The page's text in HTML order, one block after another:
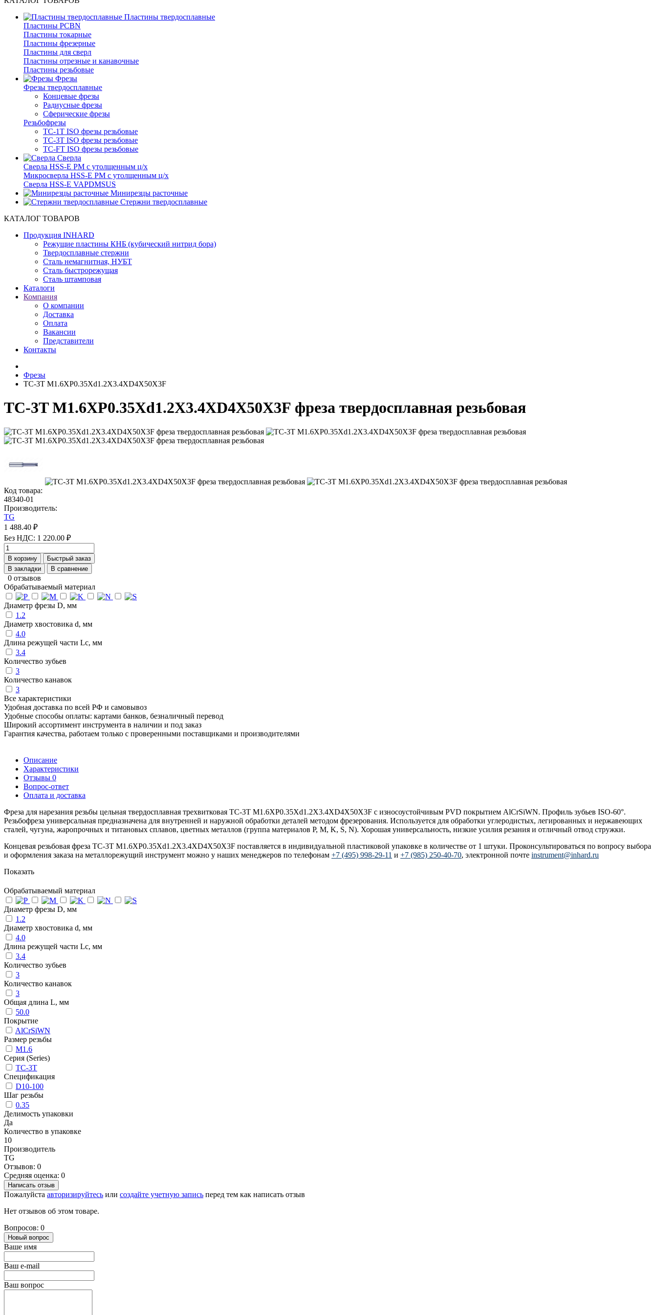
Пластины твердосплавные
Пластины PCBN
Пластины токарные
Пластины фрезерные
Пластины для сверл
Пластины отрезные и канавочные
Пластины резьбовые
Фрезы
Фрезы твердосплавные
Концевые фрезы
Радиусные фрезы
Сферические фрезы
Резьбофрезы
TC-1T ISO фрезы резьбовые
TC-3T ISO фрезы резьбовые
TC-FT ISO фрезы резьбовые
Сверла
Cверла HSS-E PM c утолщенным ц/х
Микросверла HSS-E PM c утолщенным ц/х
Сверла HSS-E VAPDMSUS
Минирезцы расточные
Cтержни твердосплавные
КАТАЛОГ ТОВАРОВ
Продукция INHARD
Режущие пластины КНБ (кубический нитрид бора)
Твердосплавные стержни
Сталь немагнитная, НУБТ
Сталь быстрорежущая
Сталь штамповая
Каталоги
Компания
О компании
Доставка
Оплата
Вакансии
Представители
Контакты
Фрезы
TC-3T M1.6XP0.35Xd1.2X3.4XD4X50X3F
TC-3T M1.6XP0.35Xd1.2X3.4XD4X50X3F фреза твердосплавная резьбовая
Код товара:
48340-01
Производитель:
TG
1 488.40 ₽
Без НДС: 1 220.00 ₽
В корзину
Быстрый заказ
В закладки
В сравнение
0 отзывов
Обрабатываемый материал
Диаметр фрезы D, мм
1.2
Диаметр хвостовика d, мм
4.0
Длина режущей части Lc, мм
3.4
Количество зубьев
3
Количество канавок
3
Все характеристики
Удобная доставка по всей РФ и самовывоз
Удобные способы оплаты: картами банков, безналичный перевод
Широкий ассортимент инструмента в наличии и под заказ
Гарантия качества, работаем только с проверенными поставщиками и производителями
Описание
Характеристики
Отзывы 0
Вопрос-ответ
Оплата и доставка
Фреза для нарезания резьбы цельная твердосплавная трехвитковая TC-3T M1.6XP0.35Xd1.2X3.4XD4X50X3F с износоустойчивым PVD покрытием AlCrSiWN. Профиль зубьев ISO-60°.
Резьбофреза универсальная предназначена для внутренней и наружной обработки деталей методом фрезерования. Используется для обработки углеродистых, легированных и нержавеющих
сталей, чугуна, жаропрочных и титановых сплавов, цветных металлов (группа материалов P, M, K, S, N). Хорошая универсальность, низкие усилия резания и отличный отвод стружки.
Концевая резьбовая фреза TC-3T M1.6XP0.35Xd1.2X3.4XD4X50X3F поставляется в индивидуальной пластиковой упаковке в количестве от 1 штуки. Проконсультироваться по вопросу выбора
и оформления заказа на металлорежущий инструмент можно у наших менеджеров по телефонам +7 (495) 998-29-11 и +7 (985) 250-40-70, электронной почте instrument@inhard.ru
Показать
Обрабатываемый материал
Диаметр фрезы D, мм
1.2
Диаметр хвостовика d, мм
4.0
Длина режущей части Lc, мм
3.4
Количество зубьев
3
Количество канавок
3
Общая длина L, мм
50.0
Покрытие
AlCrSiWN
Размер резьбы
M1.6
Серия (Series)
TC-3T
Спецификация
D10-100
Шаг резьбы
0.35
Делимость упаковки
Да
Количество в упаковке
10
Производитель
TG
Отзывов: 0
Средняя оценка: 0
Написать отзыв
Пожалуйста авторизируйтесь или создайте учетную запись перед тем как написать отзыв
Нет отзывов об этом товаре.
Вопросов: 0
Новый вопрос
Ваше имя
Ваш e-mail
Ваш вопрос